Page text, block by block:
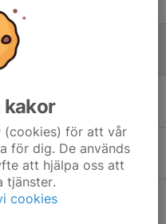
kakor
(cookies) för att vår
för dig. De används
att hjälpa oss att
tjänster.
cookies